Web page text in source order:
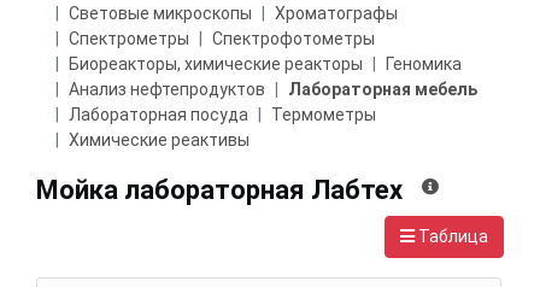
Световые микроскопы
Хроматографы
Спектрометры
Спектрофотометры
Биореакторы, химические реакторы
Геномика
Анализ нефтепродуктов
Лабораторная мебель
Лабораторная посуда
Термометры
Химические реактивы
Мойка лабораторная Лабтех
Таблица